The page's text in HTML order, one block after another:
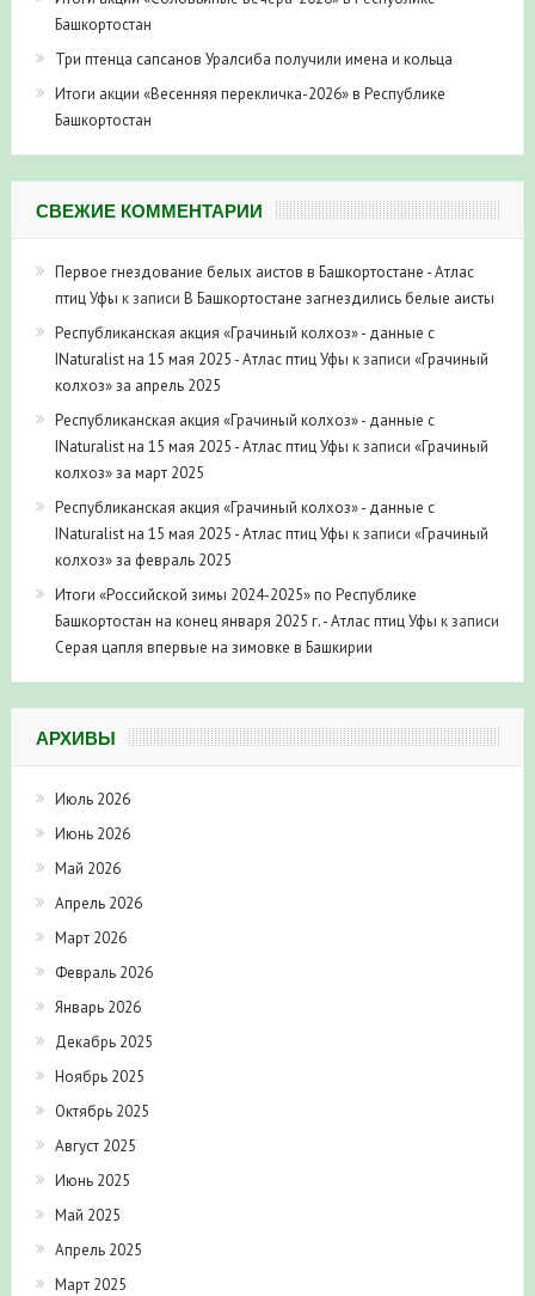
Башкортостан
Три птенца сапсанов Уралсиба получили имена и кольца
Итоги акции «Весенняя перекличка-2026» в Республике
Башкортостан
СВЕЖИЕ КОММЕНТАРИИ
Первое гнездование белых аистов в Башкортостане - Атлас
птиц Уфы к записи В Башкортостане загнездились белые аисты
Республиканская акция «Грачиный колхоз» - данные с
INaturalist на 15 мая 2025 - Атлас птиц Уфы к записи «Грачиный
колхоз» за апрель 2025
Республиканская акция «Грачиный колхоз» - данные с
INaturalist на 15 мая 2025 - Атлас птиц Уфы к записи «Грачиный
колхоз» за март 2025
Республиканская акция «Грачиный колхоз» - данные с
INaturalist на 15 мая 2025 - Атлас птиц Уфы к записи «Грачиный
колхоз» за февраль 2025
Итоги «Российской зимы 2024-2025» по Республике
Башкортостан на конец января 2025 г. - Атлас птиц Уфы к записи
Серая цапля впервые на зимовке в Башкирии
АРХИВЫ
Июль 2026
Июнь 2026
Май 2026
Апрель 2026
Март 2026
Февраль 2026
Январь 2026
Декабрь 2025
Ноябрь 2025
Октябрь 2025
Август 2025
Июнь 2025
Май 2025
Апрель 2025
Март 2025